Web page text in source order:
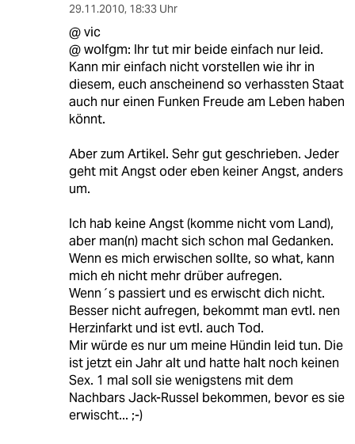
29.11.2010, 18:33 Uhr
@ vic
@ wolfgm: Ihr tut mir beide einfach nur leid.
Kann mir einfach nicht vorstellen wie ihr in
diesem, euch anscheinend so verhassten Staat
auch nur einen Funken Freude am Leben haben
könnt.
Aber zum Artikel. Sehr gut geschrieben. Jeder
geht mit Angst oder eben keiner Angst, anders
um.
Ich hab keine Angst (komme nicht vom Land),
aber man(n) macht sich schon mal Gedanken.
Wenn es mich erwischen sollte, so what, kann
mich eh nicht mehr drüber aufregen.
Wenn´s passiert und es erwischt dich nicht.
Besser nicht aufregen, bekommt man evtl. nen
Herzinfarkt und ist evtl. auch Tod.
Mir würde es nur um meine Hündin leid tun. Die
ist jetzt ein Jahr alt und hatte halt noch keinen
Sex. 1 mal soll sie wenigstens mit dem
Nachbars Jack-Russel bekommen, bevor es sie
erwischt... ;-)